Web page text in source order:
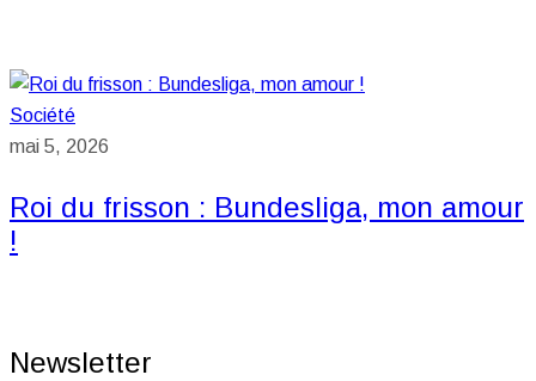
Société
mai 5, 2026
Roi du frisson : Bundesliga, mon amour
!
Newsletter